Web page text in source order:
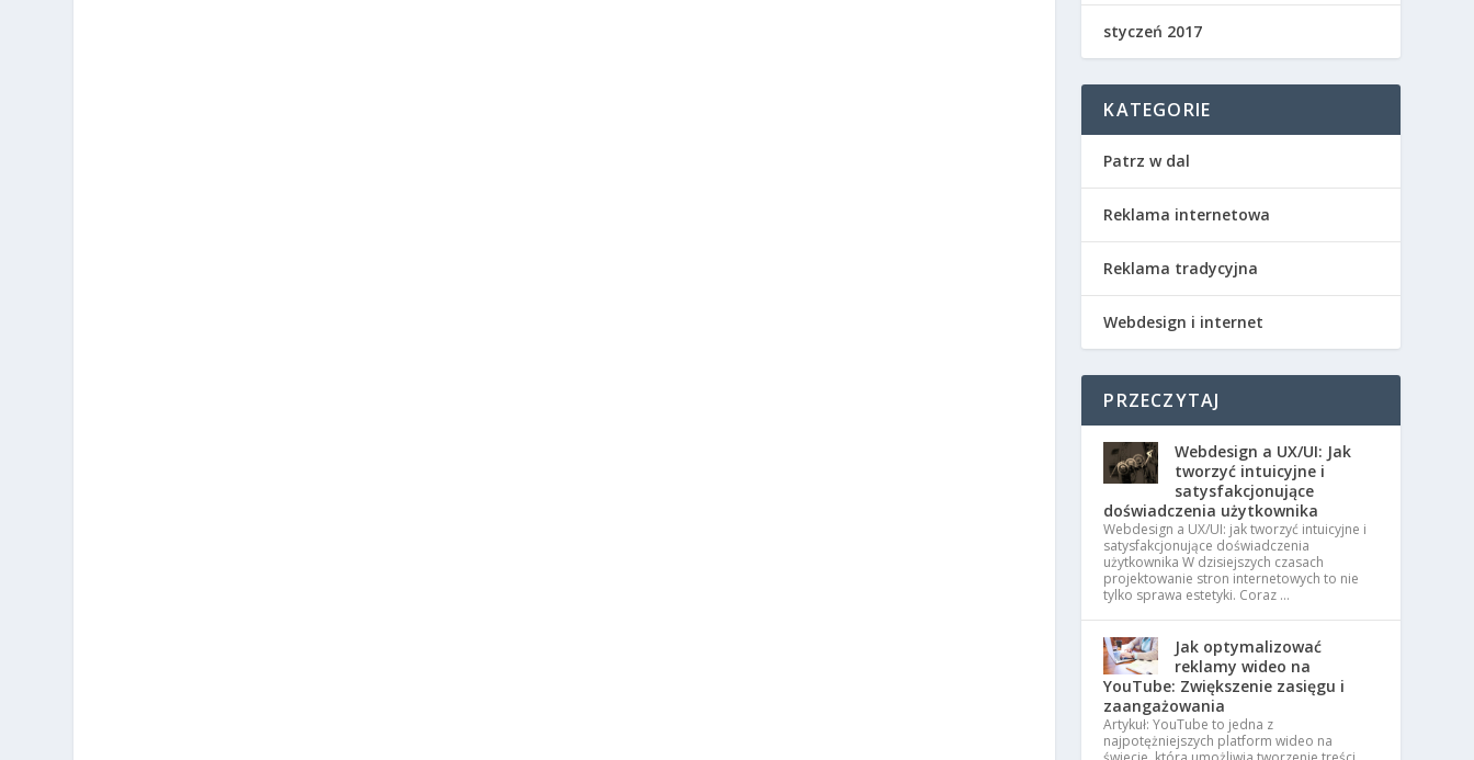
styczeń 2017
KATEGORIE
Patrz w dal
Reklama internetowa
Reklama tradycyjna
Webdesign i internet
PRZECZYTAJ
Webdesign a UX/UI: Jak
tworzyć intuicyjne i
satysfakcjonujące
doświadczenia użytkownika
Webdesign a UX/UI: jak tworzyć intuicyjne i
satysfakcjonujące doświadczenia
użytkownika W dzisiejszych czasach
projektowanie stron internetowych to nie
tylko sprawa estetyki. Coraz …
Jak optymalizować
reklamy wideo na
YouTube: Zwiększenie zasięgu i
zaangażowania
Artykuł: YouTube to jedna z
najpotężniejszych platform wideo na